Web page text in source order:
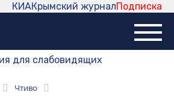
Подписка
Крымский журнал
КИА
для слабовидящих
Чтиво